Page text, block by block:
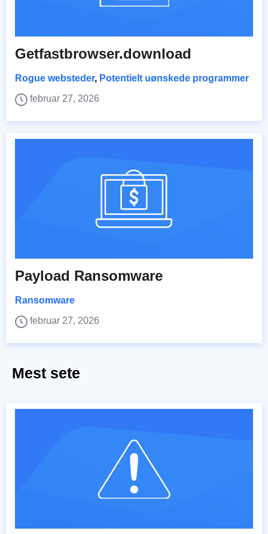
Getfastbrowser.download
Rogue websteder, Potentielt uønskede programmer
februar 27, 2026
Payload Ransomware
Ransomware
februar 27, 2026
Mest sete